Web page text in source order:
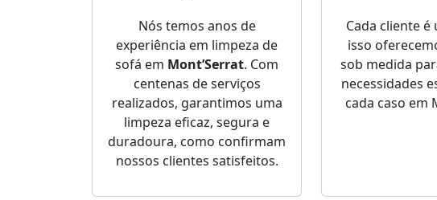
Nós temos anos de
experiência em limpeza de
sofá em Mont’Serrat. Com
centenas de serviços
realizados, garantimos uma
limpeza eficaz, segura e
duradoura, como confirmam
nossos clientes satisfeitos.
Cada cliente
isso
sob medida
necessidades
cada caso em